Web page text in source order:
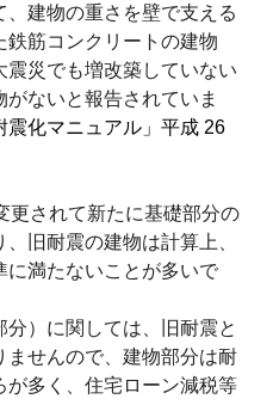
建物の重さを壁で支える
筋コンクリートの建物
災でも増改築していない
ないと報告されていま
震化マニュアル」平成 26
更されて新たに基礎部分の
旧耐震の建物は計算上、
に満たないことが多いで
）に関しては、旧耐震と
ませんので、建物部分は耐
が多く、住宅ローン減税等